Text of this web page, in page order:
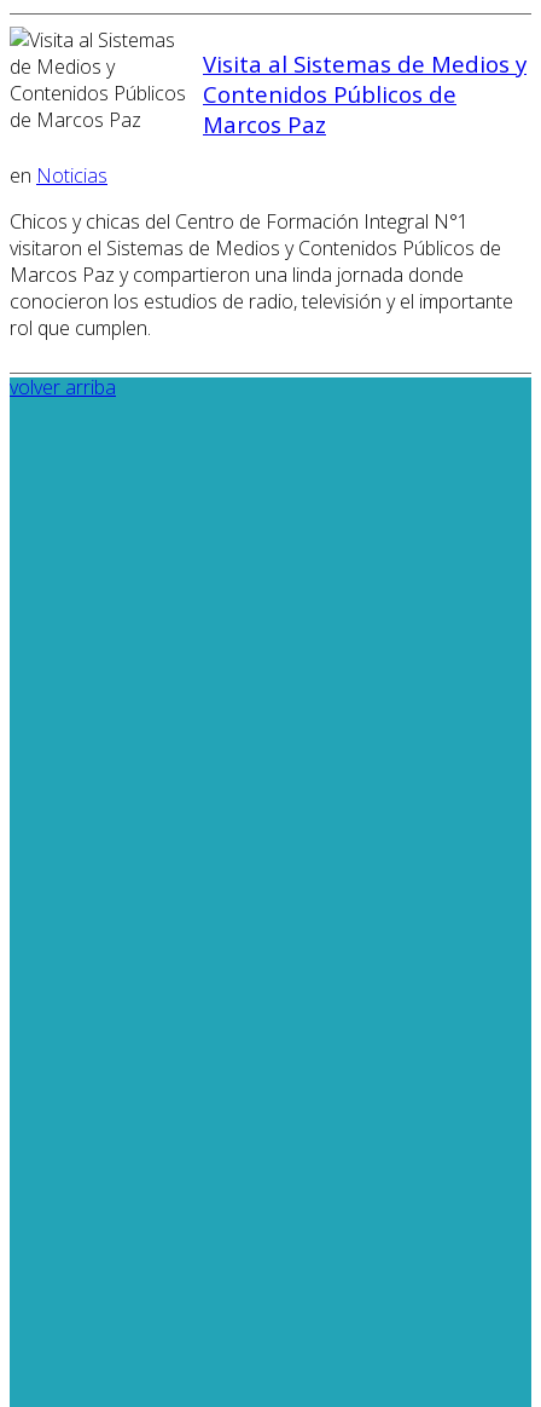
Visita al Sistemas de Medios y
Contenidos Públicos de
Marcos Paz
en Noticias
Chicos y chicas del Centro de Formación Integral N°1
visitaron el Sistemas de Medios y Contenidos Públicos de
Marcos Paz y compartieron una linda jornada donde
conocieron los estudios de radio, televisión y el importante
rol que cumplen.
volver arriba